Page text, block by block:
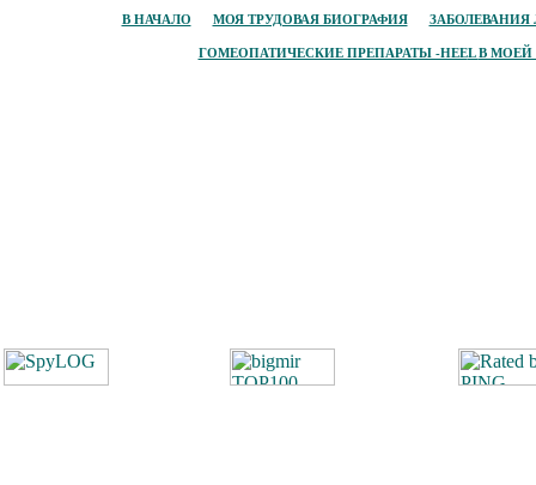
В НАЧАЛО МОЯ ТРУДОВАЯ БИОГРАФИЯ ЗАБОЛЕВАНИЯ
ГОМЕОПАТИЧЕСКИЕ ПРЕПАРАТЫ -HEELВ МОЕЙ